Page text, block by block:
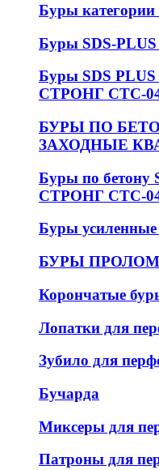
Буры категории
Буры SDS-
Буры SDS PLUS
СТРОНГ СТС-
БУРЫ ПО
ЗАХОДНЫЕ
Буры по бетону
СТРОНГ СТС-
Буры усиленные
БУРЫ
Корончатые
Лопатки для
Зубило для
Бучарда
Миксеры для
Патроны для